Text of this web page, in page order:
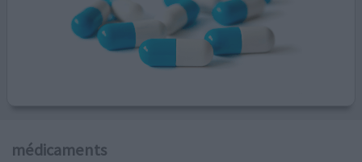
médicaments